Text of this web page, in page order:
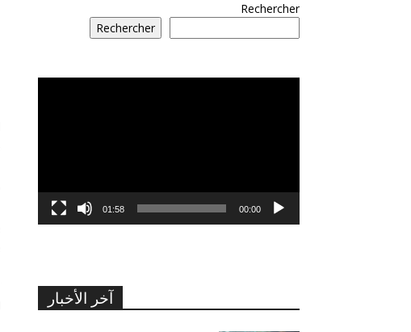
Rechercher
Rechercher
00:00
01:58
آخر الأخبار